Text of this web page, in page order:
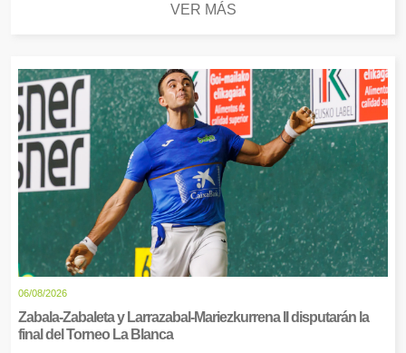
VER MÁS
06/08/2026
Zabala-Zabaleta y Larrazabal-Mariezkurrena II disputarán la
final del Torneo La Blanca